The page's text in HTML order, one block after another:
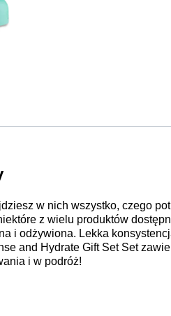
w nich wszystko, czego
z wielu produktów
i odżywiona. Lekka
and Hydrate Gift Set Set
i w podróż!